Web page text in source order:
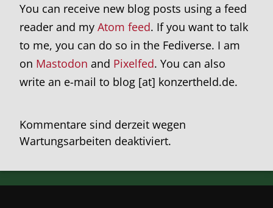
You can receive new blog posts using a feed
reader and my Atom feed. If you want to talk
to me, you can do so in the Fediverse. I am
on Mastodon and Pixelfed. You can also
write an e-mail to blog [at] konzertheld.de.
Kommentare sind derzeit wegen
Wartungsarbeiten deaktiviert.